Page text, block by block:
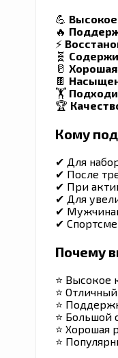
💪
🔥
⚡
🧬
🥛
🍫
🏋️
🏆
Кому
✔ Для
✔ После
✔ При
✔ Для
✔
✔
Почему
⭐ Высокое
⭐
⭐
⭐ Большой
⭐ Хорошая
⭐